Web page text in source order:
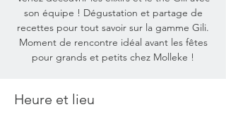
son équipe ! Dégustation et partage de
recettes pour tout savoir sur la gamme Gili.
Moment de rencontre idéal avant les fêtes
pour grands et petits chez Molleke !
Heure et lieu